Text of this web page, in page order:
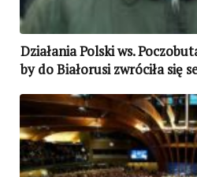
Działania Polski ws.
by do Białorusi zwróciła się